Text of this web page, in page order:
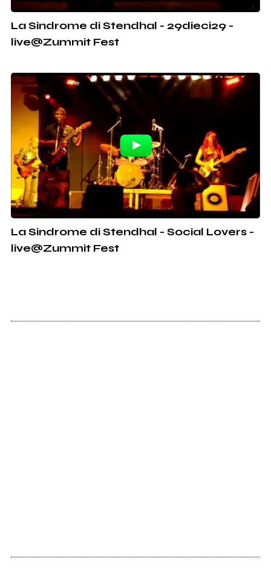
La Sindrome di Stendhal - 29dieci29 -
live@Zummit Fest
La Sindrome di Stendhal - Social Lovers -
live@Zummit Fest